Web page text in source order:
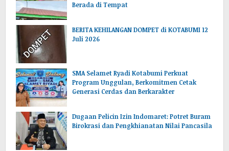
Berada di Tempat
BERITA KEHILANGAN DOMPET di KOTABUMI 12
Juli 2026
SMA Selamet Ryadi Kotabumi Perkuat
Program Unggulan, Berkomitmen Cetak
Generasi Cerdas dan Berkarakter
Dugaan Pelicin Izin Indomaret: Potret Buram
Birokrasi dan Pengkhianatan Nilai Pancasila